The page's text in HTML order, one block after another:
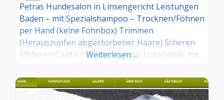
Petras Hundesalon in Linsengericht Leistungen
Baden – mit Spezialshampoo – Trocknen/Föhnen
per Hand (keine Föhnbox) Trimmen
(Herauszupfen abgestorbener Haare) Scheren
Effilieren Carding (Entfernen der Unterwolle mit
Tierarzt verordnete medizinische Bäder
Weiterlesen …